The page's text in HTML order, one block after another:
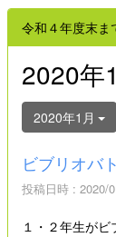
令和４年度末ま
2020年
2020年1月
ビブリオバ
投稿日時 : 2020/
１・２年生が